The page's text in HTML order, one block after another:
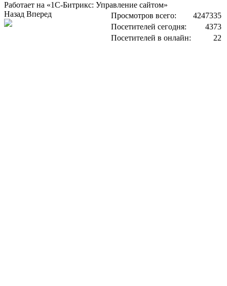
Работает на «1С-Битрикс: Управление сайтом»
Просмотров всего:
4247335
Посетителей сегодня:
4373
Посетителей в онлайн:
22
Назад Вперед